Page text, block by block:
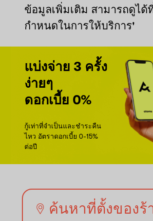
ข้อมูลเพิ่มเติม สามารถดูได้
กำหนดในการให้บริการ'
แบ่งจ่าย 3 ครั้ง
ง่ายๆ
ดอกเบี้ย 0%
กู้เท่าที่จำเป็นและชำระคืน
ไหว อัตราดอกเบี้ย 0-15%
ต่อปี
ค้นหาที่ตั้งของร้